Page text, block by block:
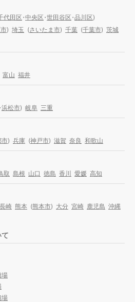
代田区・中央区・世田谷区・品川区)
) 埼玉 (さいたま市) 千葉 (千葉市) 茨城
富山 福井
浜松市) 岐阜 三重
市) 兵庫 (神戸市) 滋賀 奈良 和歌山
取 島根 山口 徳島 香川 愛媛 高知
長崎 熊本 (熊本市) 大分 宮崎 鹿児島 沖縄
場
場